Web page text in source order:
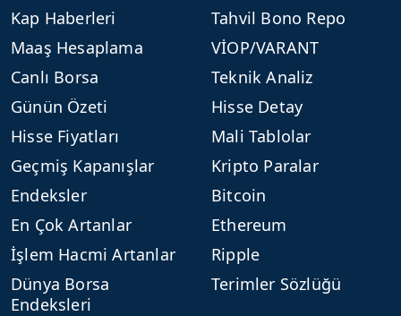
Kap Haberleri
Maaş Hesaplama
Canlı Borsa
Günün Özeti
Hisse Fiyatları
Geçmiş Kapanışlar
Endeksler
En Çok Artanlar
İşlem Hacmi Artanlar
Dünya Borsa
Endeksleri
Tahvil Bono Repo
VİOP/VARANT
Teknik Analiz
Hisse Detay
Mali Tablolar
Kripto Paralar
Bitcoin
Ethereum
Ripple
Terimler Sözlüğü